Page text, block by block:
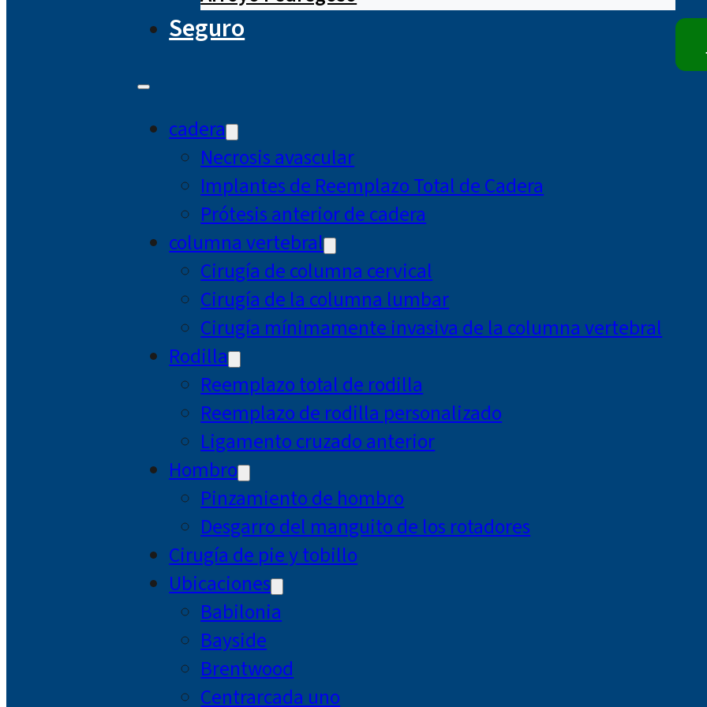
Seguro
cadera
Necrosis avascular
Implantes de Reemplazo Total de Cadera
Prótesis anterior de cadera
columna vertebral
Cirugía de columna cervical
Cirugía de la columna lumbar
Cirugía mínimamente invasiva de la columna vertebral
Rodilla
Reemplazo total de rodilla
Reemplazo de rodilla personalizado
Ligamento cruzado anterior
Hombro
Pinzamiento de hombro
Desgarro del manguito de los rotadores
Cirugía de pie y tobillo
Ubicaciones
Babilonia
Bayside
Brentwood
Centrarcada uno